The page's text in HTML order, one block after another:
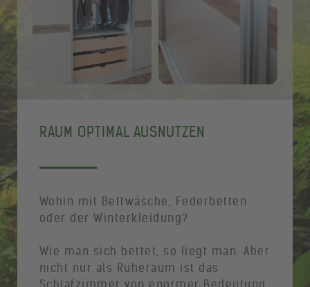
RAUM OPTIMAL AUSNUTZEN
Wohin mit Bettwäsche, Federbetten
oder der Winterkleidung?
Wie man sich bettet, so liegt man. Aber
nicht nur als Ruheraum ist das